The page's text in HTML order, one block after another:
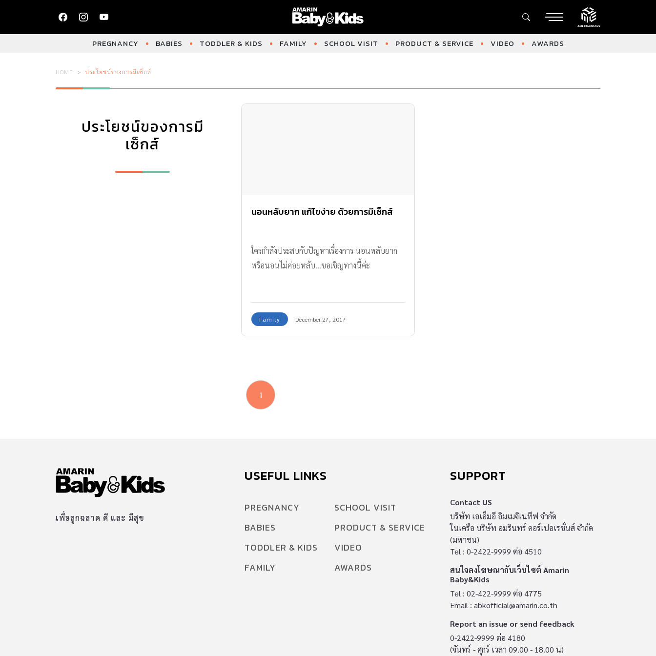
PREGNANCY BABIES TODDLER & KIDS FAMILY SCHOOL VISIT PRODUCT & SERVICE VIDEO AWARDS
HOME ประโยชน์ของการมีเซ็กส์
ประโยชน์ของการมี
เซ็กส์
นอนหลับยาก แก้ไขง่าย ด้วยการมีเซ็กส์
ใครกำลังประสบกับปัญหาเรื่องการ นอนหลับยาก
หรือนอนไม่ค่อยหลับ...ขอเชิญทางนี้ค่ะ
Family December 27, 2017
1
เพื่อลูกฉลาด ดี และ มีสุข
USEFUL LINKS
PREGNANCY
BABIES
TODDLER & KIDS
FAMILY
SCHOOL VISIT
PRODUCT & SERVICE
VIDEO
AWARDS
SUPPORT
Contact US
บริษัท เอเอ็มอี อิมเมจิเนทีฟ จำกัด
ในเครือ บริษัท อมรินทร์ คอร์เปอเรชั่นส์ จำกัด
(มหาชน)
Tel : 0-2422-9999 ต่อ 4510
สนใจลงโฆษณากับเว็บไซต์ Amarin
Baby&Kids
Tel : 02-422-9999 ต่อ 4775
Email : abkofficial@amarin.co.th
Report an issue or send feedback
0-2422-9999 ต่อ 4180
(จันทร์ - ศุกร์ เวลา 09.00 - 18.00 น)